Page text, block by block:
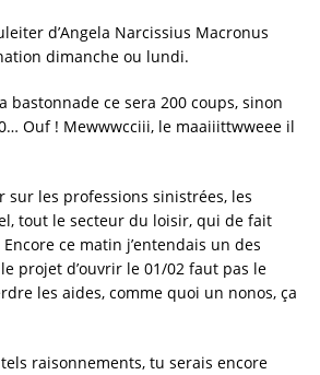
d’Angela Narcissius Macronus
dimanche ou lundi.
bastonnade ce sera 200 coups, sinon
Ouf ! Mewwwcciii, le maaiiittwweee il
sur les professions sinistrées, les
tout le secteur du loisir, qui de fait
ce matin j’entendais un des
projet d’ouvrir le 01/02 faut pas le
les aides, comme quoi un nonos, ça
tels raisonnements, tu serais encore